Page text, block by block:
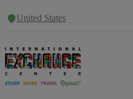
United States